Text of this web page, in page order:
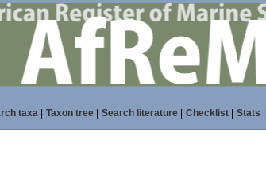
taxa| Taxon tree| Search literature| Checklist| Stats